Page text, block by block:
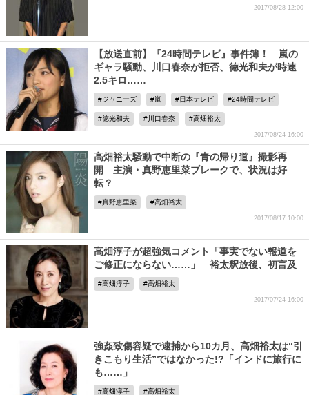
2017/08/28 12:00
【放送直前】『24時間テレビ』事件簿！ 嵐の
ギャラ騒動、川口春奈が拒否、徳光和夫が時速
2.5キロ……
ジャニーズ 嵐 日本テレビ 24時間テレビ
徳光和夫 川口春奈 高畑裕太
2017/08/24 16:00
高畑裕太騒動で中断の『青の帰り道』撮影再
開 主演・真野恵里菜ブレークで、状況は好
転？
真野恵里菜 高畑裕太
2017/08/17 10:00
高畑淳子が超強気コメント「事実でない報道を
ご修正にならない……」 裕太釈放後、初言及
高畑淳子 高畑裕太
2017/07/24 16:00
強姦致傷容疑で逮捕から10カ月、高畑裕太は“引
きこもり生活”ではなかった!?「インドに旅行に
も……」
高畑淳子 高畑裕太